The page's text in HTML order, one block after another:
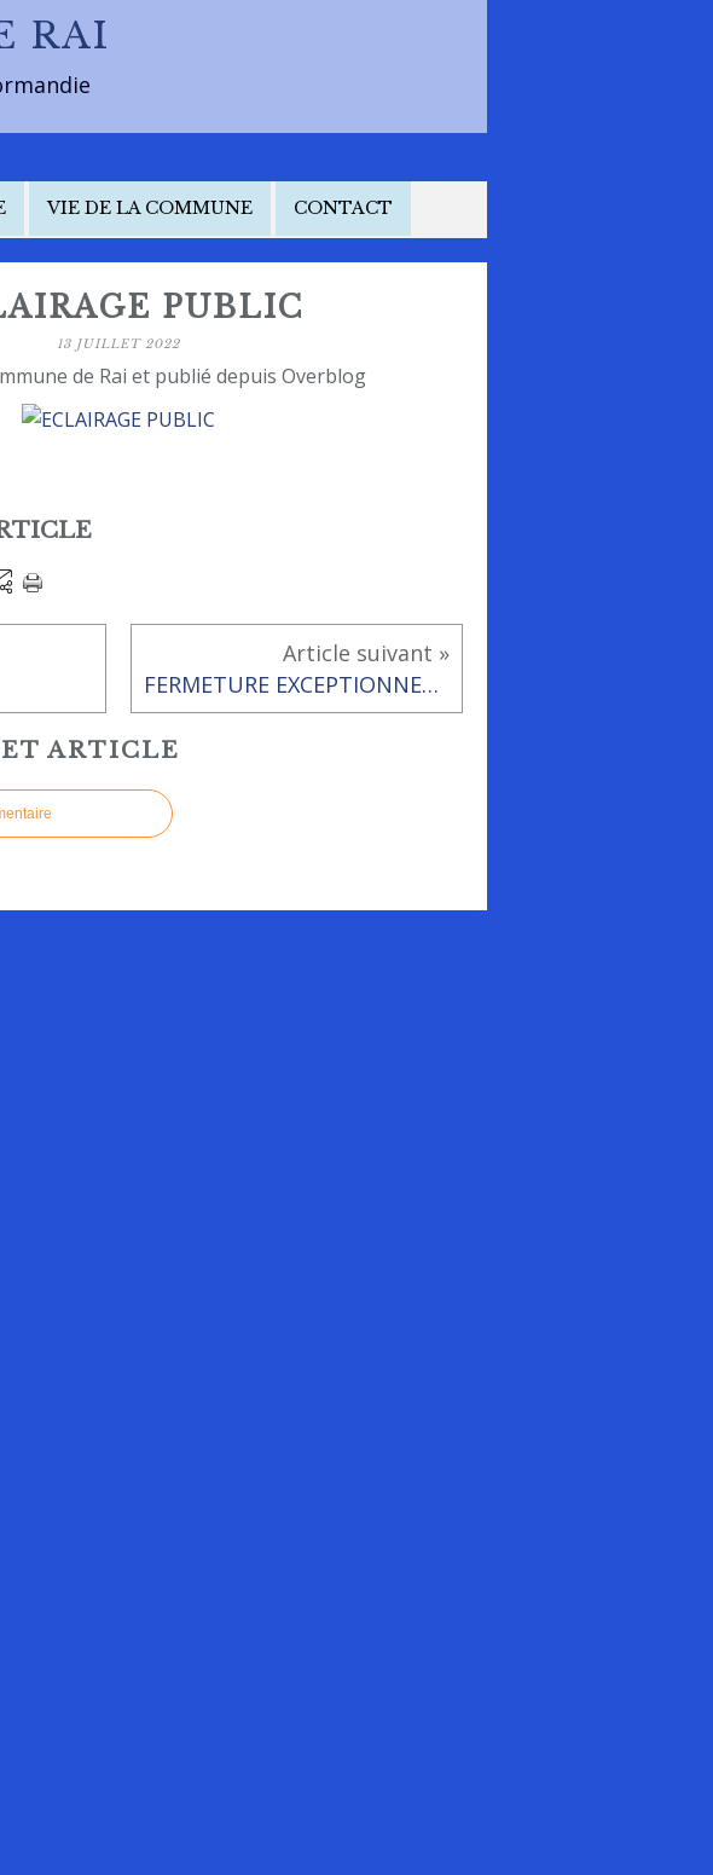
RAI
VIE DE LA COMMUNE CONTACT
PUBLIC
13 JUILLET 2022
de Rai et publié depuis Overblog
Article suivant »
FERMETURE EXCEPTIONNELLE DE LA MAIRE
ARTICLE